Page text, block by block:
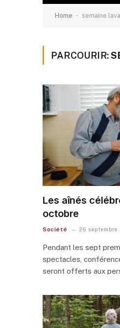
Home - semaine
PARCOURIR:
Les aînés
octobre
Société 26 septembre
Pendant les sept
spectacles,
seront offerts aux